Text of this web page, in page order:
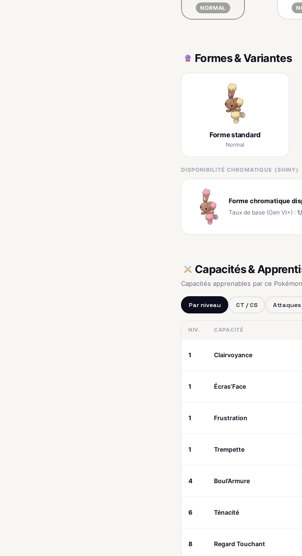
NORMAL
Formes & Variantes
Forme standard
Normal
DISPONIBILITÉ CHROMATIQUE (SHINY)
Forme chromatique
Taux de base (Gen VI+) :
Capacités &
Capacités apprenables par ce
Par niveau CT / CS
NIV. CAPACITÉ
1 Clairvoyance
1 Écras’Face
1 Frustration
1 Trempette
4 Boul’Armure
6 Ténacité
8 Regard Touchant